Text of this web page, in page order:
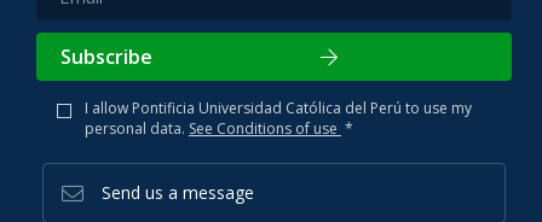
Subscribe
I allow Pontificia Universidad Católica del Perú to use my
personal data. See Conditions of use *
Send us a message